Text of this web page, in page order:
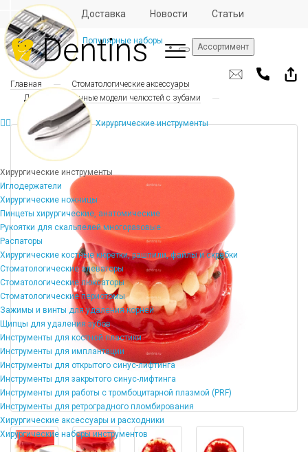
Отзывы Доставка Новости Статьи
Ассортимент
Популярные наборы
Хирургические инструменты
Хирургические инструменты
Иглодержатели
Хирургические ножницы
Пинцеты хирургические, анатомические
Рукоятки для скальпелей многоразовые
Распаторы
Хирургические костные кюретки, рашпили, файлы и скребки
Стоматологические элеваторы
Стоматологические люксаторы
Стоматологические периотомы
Зажимы и винты для удаления корней
Щипцы для удаления зубов
Инструменты для костной пластики
Инструменты для имплантации
Инструменты для открытого синус-лифтинга
Инструменты для закрытого синус-лифтинга
Инструменты для работы с тромбоцитарной плазмой (PRF)
Инструменты для ретроградного пломбирования
Хирургические аксессуары и расходники
Хирургические наборы инструментов
Главная
Стоматологические аксессуары
Демонстрационные модели челюстей с зубами